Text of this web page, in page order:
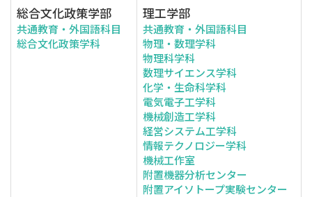
総合文化政策学部
共通教育・外国語科目
総合文化政策学科
理工学部
共通教育・外国語科目
物理・数理学科
物理科学科
数理サイエンス学科
化学・生命科学科
電気電子工学科
機械創造工学科
経営システム工学科
情報テクノロジー学科
機械工作室
附置機器分析センター
附置アイソトープ実験センター